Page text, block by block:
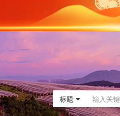
标题